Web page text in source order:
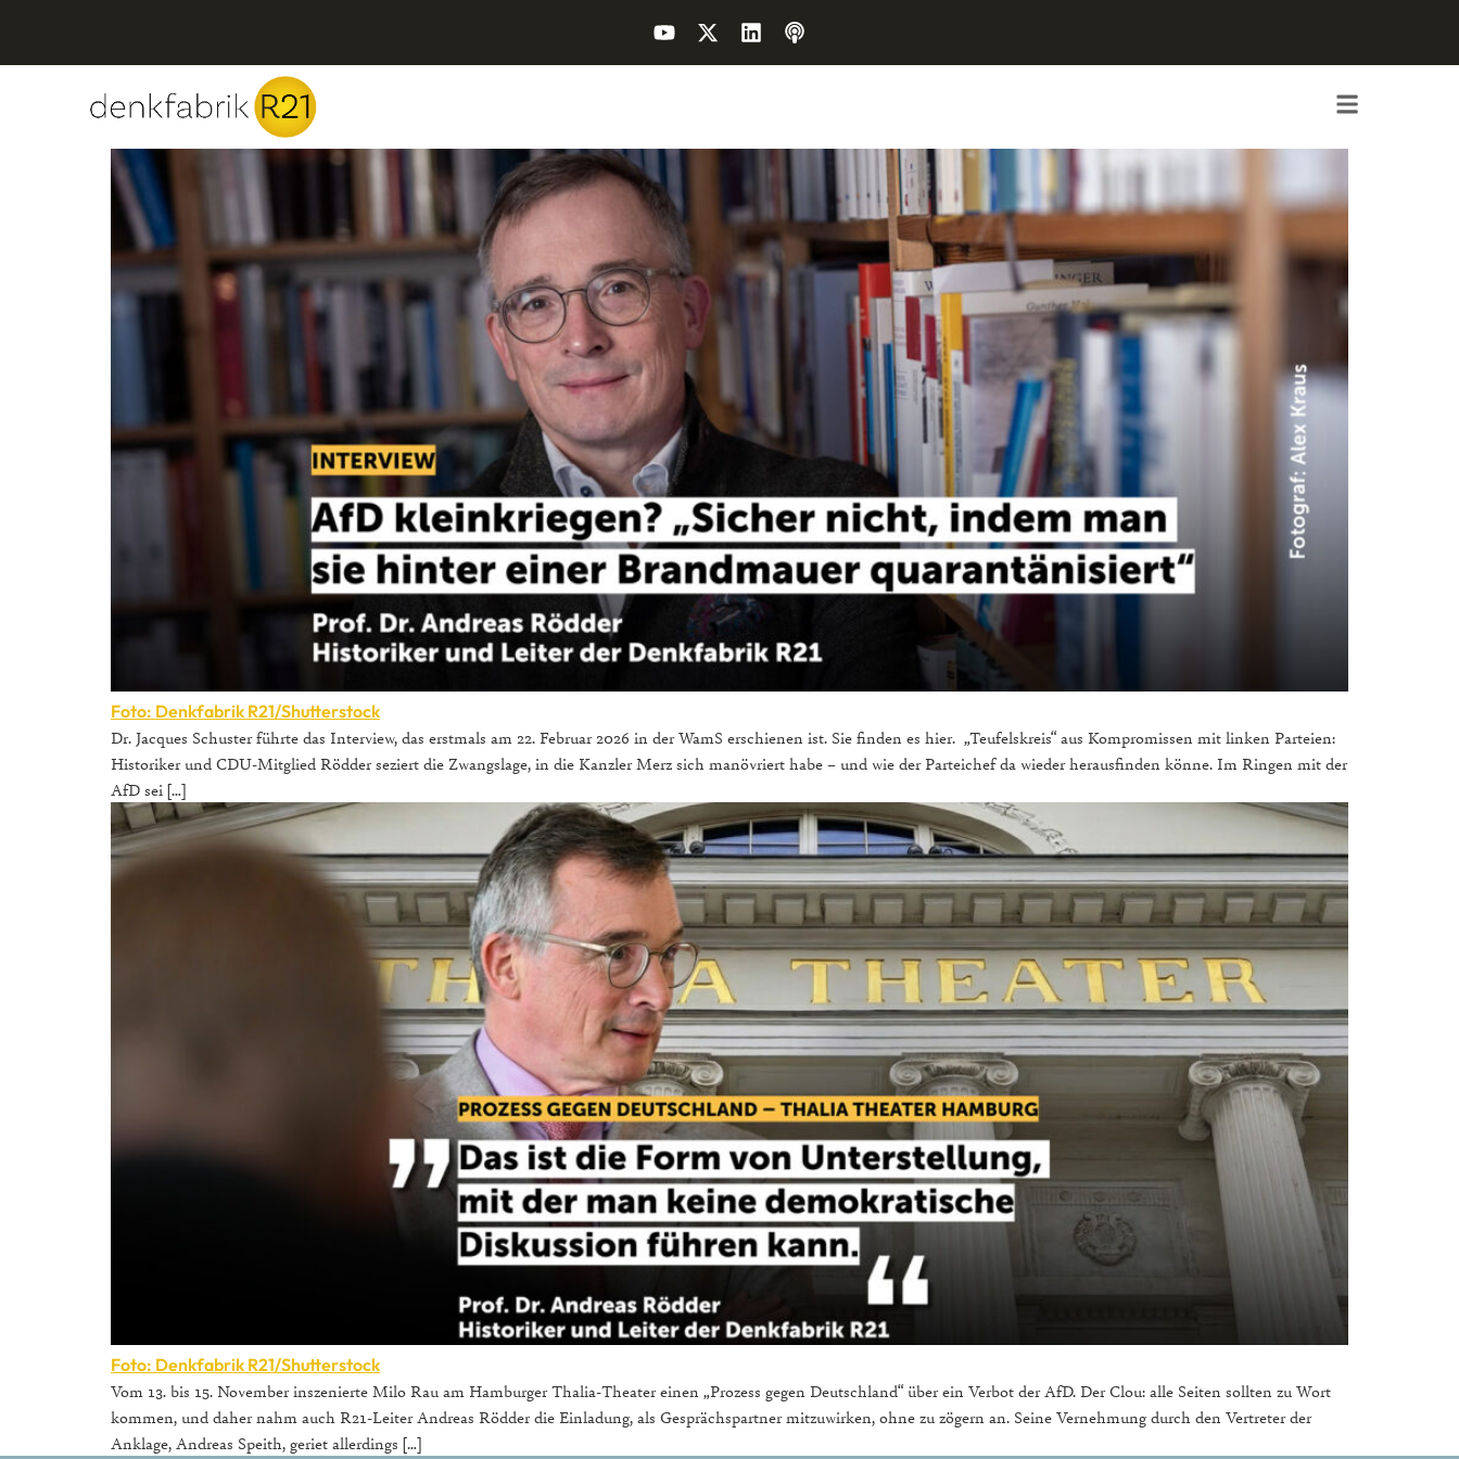
Foto: Denkfabrik R21/Shutterstock
Dr. Jacques Schuster führte das Interview, das erstmals am 22. Februar 2026 in der WamS erschienen ist. Sie finden es hier. „Teufelskreis“ aus Kompromissen mit linken Parteien:
Historiker und CDU-Mitglied Rödder seziert die Zwangslage, in die Kanzler Merz sich manövriert habe – und wie der Parteichef da wieder herausfinden könne. Im Ringen mit der
AfD sei […]
Foto: Denkfabrik R21/Shutterstock
Vom 13. bis 15. November inszenierte Milo Rau am Hamburger Thalia-Theater einen „Prozess gegen Deutschland“ über ein Verbot der AfD. Der Clou: alle Seiten sollten zu Wort
kommen, und daher nahm auch R21-Leiter Andreas Rödder die Einladung, als Gesprächspartner mitzuwirken, ohne zu zögern an. Seine Vernehmung durch den Vertreter der
Anklage, Andreas Speith, geriet allerdings […]